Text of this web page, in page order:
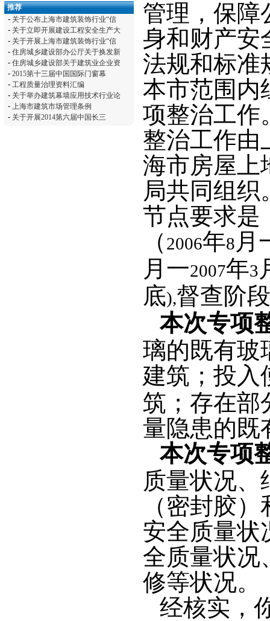
推荐
- 关于公布上海市建筑装饰行业“信
- 关于立即开展建设工程安全生产大
- 关于开展上海市建筑装饰行业“信
- 住房城乡建设部办公厅关于换发新
- 住房城乡建设部关于建筑业企业资
- 2015第十三届中国国际门窗幕
- 工程质量治理资料汇编
- 关于举办建筑幕墙应用技术行业论
- 上海市建筑市场管理条例
- 关于开展2014第六届中国长三
管理，保障
身和财产安
法规和标准
本市范围内
项整治工作
整治工作由
海市房屋上
局共同组织
节点要求是
（ 2006年8 月
月一2007年3
底),督查阶段
本次专项
璃的既有玻
建筑；投入
筑；存在部
量隐患的既
本次专项
质量状况、
（密封胶
安全质量状
全质量状况
修等状况。
经核实，